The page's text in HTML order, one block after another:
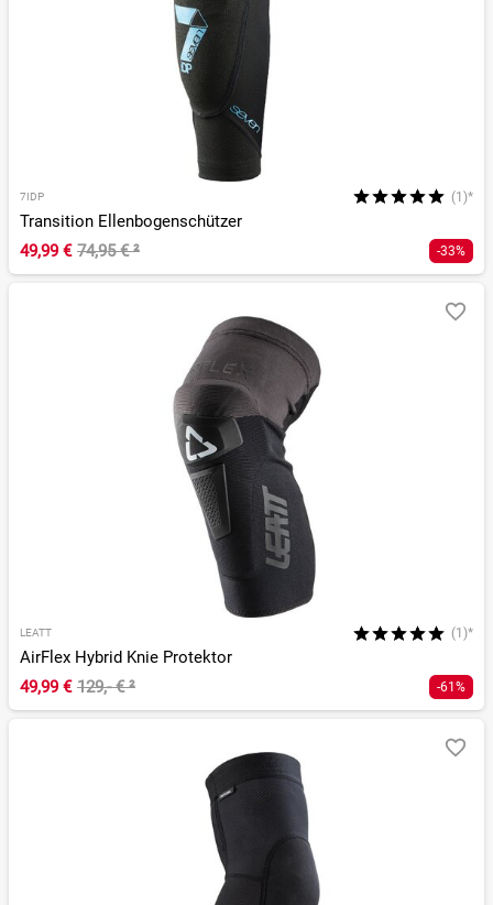
7IDP (1)*
Transition Ellenbogenschützer
49,99 € 74,95 €² -33%
LEATT (1)*
AirFlex Hybrid Knie Protektor
49,99 € 129,- €² -61%